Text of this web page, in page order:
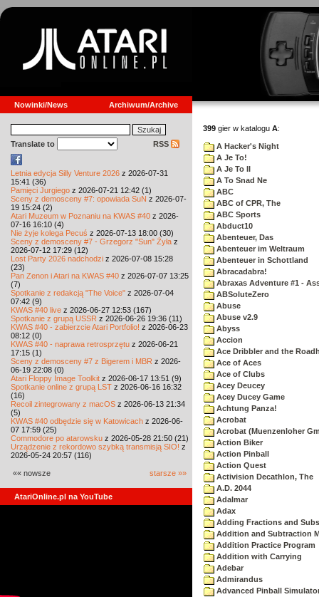
Nowinki/News Archiwum/Archive
Translate to RSS
Letnia edycja Silly Venture 2026 z 2026-07-31
15:41 (36)
Pamięci Jurgiego z 2026-07-21 12:42 (1)
Sceny z demosceny #7: opowiada SuN z 2026-07-
19 15:24 (2)
Atari Muzeum w Poznaniu na KWAS #40 z 2026-
07-16 16:10 (4)
Nie żyje kolega Pecuś z 2026-07-13 18:00 (30)
Sceny z demosceny #7 - Grzegorz "Sun" Żyła z
2026-07-12 17:29 (12)
Lost Party 2026 nadchodzi z 2026-07-08 15:28
(23)
Pan Zenon i Atari na KWAS #40 z 2026-07-07 13:25
(7)
Spotkanie z redakcją "The Voice" z 2026-07-04
07:42 (9)
KWAS #40 live z 2026-06-27 12:53 (167)
Spotkanie z grupą USSR z 2026-06-26 19:36 (11)
KWAS #40 - zabierzcie Atari Portfolio! z 2026-06-23
08:12 (0)
KWAS #40 - naprawa retrosprzętu z 2026-06-21
17:15 (1)
Sceny z demosceny #7 z Bigerem i MBR z 2026-
06-19 22:08 (0)
Atari Floppy Image Toolkit z 2026-06-17 13:51 (9)
Spotkanie online z grupą LST z 2026-06-16 16:32
(16)
Recoil zintegrowany z macOS z 2026-06-13 21:34
(5)
KWAS #40 odbędzie się w Katowicach z 2026-06-
07 17:59 (25)
Commodore po atarowsku z 2026-05-28 21:50 (21)
Urządzenie z rekordowo szybką transmisją SIO! z
2026-05-24 20:57 (116)
«« nowsze starsze »»
AtariOnline.pl na YouTube
399 gier w katalogu A:
A Hacker's Night
A Je To!
A Je To II
A To Snad Ne
ABC
ABC of CPR, The
ABC Sports
Abduct10
Abenteuer, Das
Abenteuer im Weltraum
Abenteuer in Schottland
Abracadabra!
Abraxas Adventure #1 -
ABSoluteZero
Abuse
Abuse v2.9
Abyss
Accion
Ace Dribbler and the
Ace of Aces
Ace of Clubs
Acey Deucey
Acey Ducey Game
Achtung Panza!
Acrobat
Acrobat (Muenzenloher
Action Biker
Action Pinball
Action Quest
Activision Decathlon, The
A.D. 2044
Adalmar
Adax
Adding Fractions and
Addition and Subtraction
Addition Practice Program
Addition with Carrying
Adebar
Admirandus
Advanced Pinball